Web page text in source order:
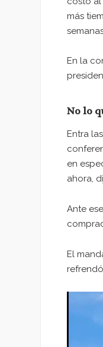
más
En la
No lo
Entra
en
ahora,
Ante
El